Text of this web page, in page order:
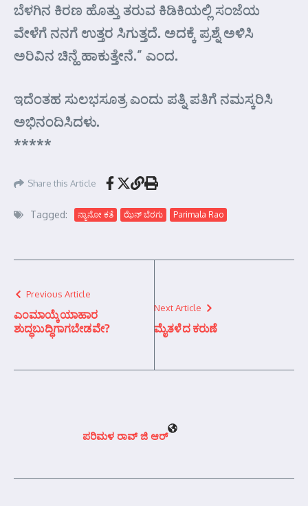
ಬೆಳಗಿನ ಕಿರಣ ಹೊತ್ತು ತರುವ ಕಿಡಿಕಿಯಲ್ಲಿ ಸಂಜೆಯ
ವೇಳೆಗೆ ನನಗೆ ಉತ್ತರ ಸಿಗುತ್ತದೆ. ಅದಕ್ಕೆ ಪ್ರಶ್ನೆ ಅಳಿಸಿ
ಅರಿವಿನ ಚಿನ್ಹೆ ಹಾಕುತ್ತೇನೆ.” ಎಂದ.
ಇದೆಂತಹ ಸುಲಭಸೂತ್ರ ಎಂದು ಪತ್ನಿ ಪತಿಗೆ ನಮಸ್ಕರಿಸಿ
ಅಭಿನಂದಿಸಿದಳು.
*****
Share this Article
Tagged: ನ್ಯಾನೋ ಕತೆ ಝೆನ್ ಬೆರಗು Parimala Rao
Previous Article
ಎಂಮಾಯ್ಕೆಯಾಹಾರ
ಶುದ್ಧಬುದ್ಧಿಗಾಗಬೇಡವೇ?
Next Article
ಮೈತಳೆದ ಕರುಣೆ
ಪರಿಮಳ ರಾವ್ ಜಿ ಆರ್‍